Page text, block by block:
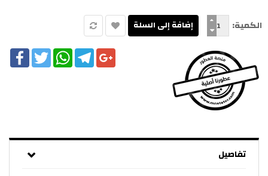
الكمية:
Twitter
WhatsAppTelegramGoogle+
تفاصيل